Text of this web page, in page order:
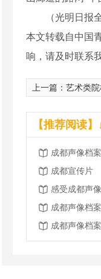
（光明日报全
本文转载自中国
响，请及时联系
上一篇： 艺术类院校十
【推荐阅读】
成都声像档
成都宣传片
感受成都声
成都声像档
成都声像档